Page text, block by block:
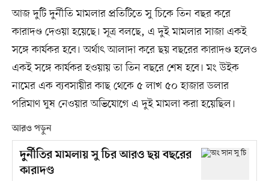
আজ দুটি দুর্নীতি মামলার প্রতিটিতে সু চিকে তিন বছর করে
কারাদণ্ড দেওয়া হয়েছে। সূত্র বলছে, এ দুই মামলার সাজা একই
সঙ্গে কার্যকর হবে। অর্থাৎ আলাদা করে ছয় বছরের কারাদণ্ড হলেও
একই সঙ্গে কার্যকর হওয়ায় তা তিন বছরে শেষ হবে। মং উইক
নামের এক ব্যবসায়ীর কাছ থেকে ৫ লাখ ৫০ হাজার ডলার
পরিমাণ ঘুষ নেওয়ার অভিযোগে এ দুই মামলা করা হয়েছিল।
আরও পড়ুন
দুর্নীতির মামলায় সু চির আরও ছয় বছরের
কারাদণ্ড